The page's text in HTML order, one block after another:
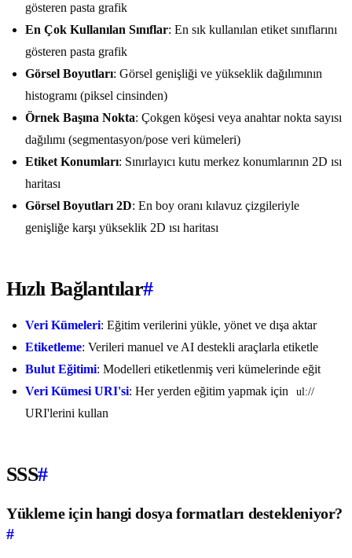
gösteren pasta grafik
En Çok Kullanılan Sınıflar: En sık kullanılan etiket sınıflarını
gösteren pasta grafik
Görsel Boyutları: Görsel genişliği ve yükseklik dağılımının
histogramı (piksel cinsinden)
Örnek Başına Nokta: Çokgen köşesi veya anahtar nokta sayısı
dağılımı (segmentasyon/pose veri kümeleri)
Etiket Konumları: Sınırlayıcı kutu merkez konumlarının 2D ısı
haritası
Görsel Boyutları 2D: En boy oranı kılavuz çizgileriyle
genişliğe karşı yükseklik 2D ısı haritası
Hızlı Bağlantılar#
Veri Kümeleri: Eğitim verilerini yükle, yönet ve dışa aktar
Etiketleme: Verileri manuel ve AI destekli araçlarla etiketle
Bulut Eğitimi: Modelleri etiketlenmiş veri kümelerinde eğit
Veri Kümesi URI'si: Her yerden eğitim yapmak için ul://
URI'lerini kullan
SSS#
Yükleme için hangi dosya formatları destekleniyor?
#